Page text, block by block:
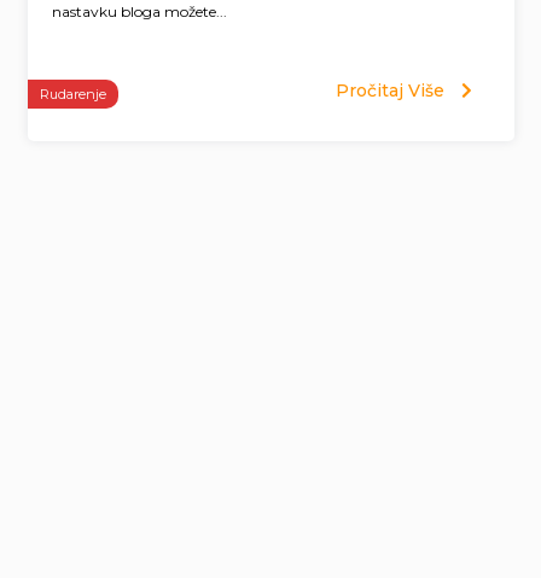
nastavku bloga možete...
Rudarenje Pročitaj Više